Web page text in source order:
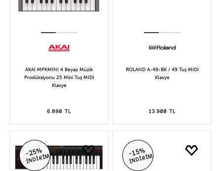
AKAI MPKMINI 4 Beyaz Müzik
Prodüksiyonu 25 Mini Tuş MIDI
Klavye
6.890 TL
ROLAND A-49-BK / 49 Tuş MIDI
Klavye
13.900 TL
-25%
İNDİRİM
-15%
İNDİRİM